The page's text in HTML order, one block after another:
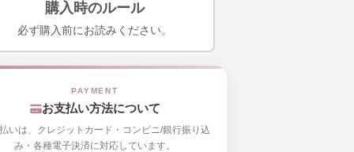
購入時のルール
必ず購入前にお読みください。
お支払い方法について
いは、クレジットカード・コンビニ/銀行振り込
み・各種電子決済に対応しています。